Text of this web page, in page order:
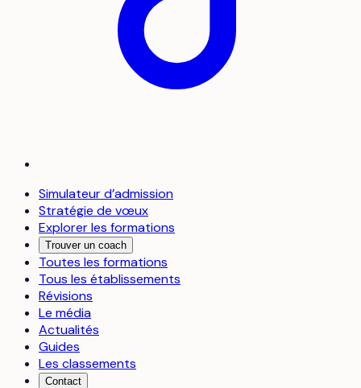
Simulateur d’admission
Stratégie de vœux
Explorer les formations
Trouver un coach
Toutes les formations
Tous les établissements
Révisions
Le média
Actualités
Guides
Les classements
Contact